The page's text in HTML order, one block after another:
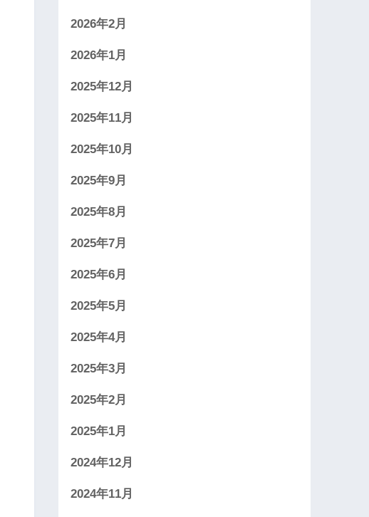
2026年2月
2026年1月
2025年12月
2025年11月
2025年10月
2025年9月
2025年8月
2025年7月
2025年6月
2025年5月
2025年4月
2025年3月
2025年2月
2025年1月
2024年12月
2024年11月